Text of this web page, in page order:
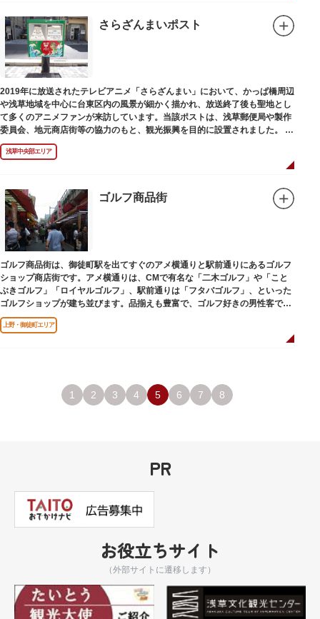
さらざんまいポスト
2019年に放送されたテレビアニメ「さらざんまい」において、かっぱ橋周辺
や浅草地域を中心に台東区内の風景が細かく描かれ、放送終了後も聖地とし
て多くのアニメファンが来訪しています。当該ポストは、浅草郵便局や製作
委員会、地元商店街等の協力のもと、観光振興を目的に設置されました。
<「さらざんまい」監督の幾原邦彦氏のコメント>
「実在する風景を舞台として制作したキャラクターたちが、このような形で
地域の方々にも受け入れていただけて大変嬉しいです。聖地巡礼のシンボル
設置年月日:令和3年3月10日
浅草中央部エリア
ゴルフ商品街
ゴルフ商品街は、御徒町駅を出てすぐのアメ横通りと駅前通りにあるゴルフ
ショップ商店街です。アメ横通りは、CMで有名な「二木ゴルフ」や「こと
ぶきゴルフ」「ロイヤルゴルフ」、駅前通りは「フタバゴルフ」、といった
ゴルフショップが建ち並びます。品揃えも豊富で、ゴルフ好きの男性客で賑
わっています。
上野・御徒町エリア
1 2 3 4 5 6 7 8
PR
お役立ちサイト
（外部サイトに遷移します）